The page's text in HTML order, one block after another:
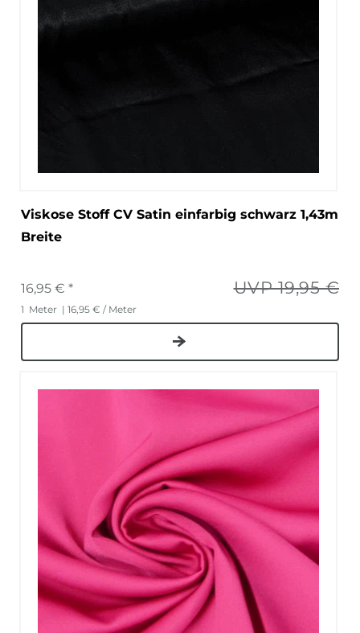
Viskose Stoff CV Satin einfarbig schwarz 1,43m
Breite
UVP 19,95 €
16,95 € *
1 Meter | 16,95 € / Meter